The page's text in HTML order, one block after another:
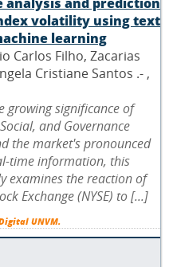
volatility using text
learning
Carlos Filho, Zacarias
Cristiane Santos .- ,
growing significance of
and Governance
the market's pronounced
time information, this
examines the reaction of
Exchange (NYSE) to [...]
UNVM.